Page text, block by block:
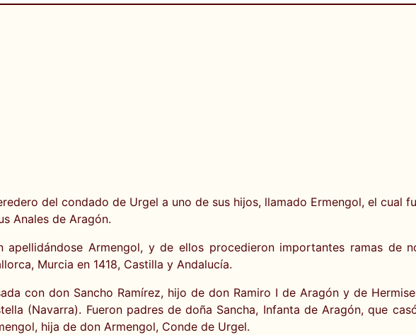
del condado de Urgel a uno de sus hijos, llamado Ermengol, el cual
Anales de Aragón.
Armengol, y de ellos procedieron importantes ramas de
Murcia en 1418, Castilla y Andalucía.
con don Sancho Ramírez, hijo de don Ramiro I de Aragón y de
(Navarra). Fueron padres de doña Sancha, Infanta de Aragón, que
hija de don Armengol, Conde de Urgel.